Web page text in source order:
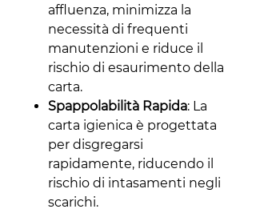
affluenza, minimizza la
necessità di frequenti
manutenzioni e riduce il
rischio di esaurimento della
carta.
Spappolabilità Rapida: La
carta igienica è progettata
per disgregarsi
rapidamente, riducendo il
rischio di intasamenti negli
scarichi.